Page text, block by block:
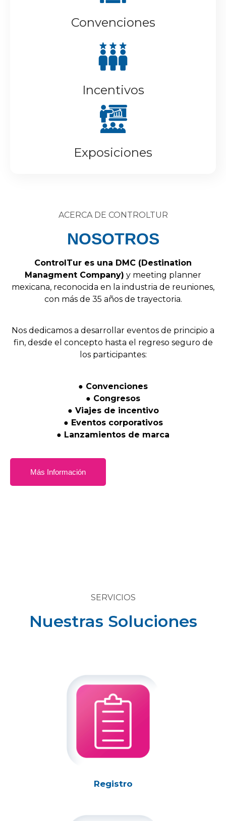
Convenciones
Incentivos
Exposiciones
ACERCA DE CONTROLTUR
NOSOTROS
ControlTur es una DMC (Destination
Managment Company) y meeting planner
mexicana, reconocida en la industria de reuniones,
con más de 35 años de trayectoria.
Nos dedicamos a desarrollar eventos de principio a
fin, desde el concepto hasta el regreso seguro de
los participantes:
● Convenciones
● Congresos
● Viajes de incentivo
● Eventos corporativos
● Lanzamientos de marca
Más Información
SERVICIOS
Nuestras Soluciones
Registro